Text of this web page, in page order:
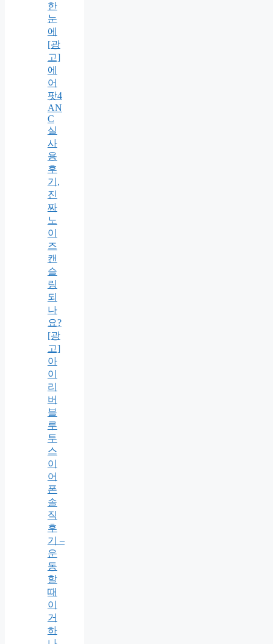
한
눈
에
[광
고]
에
어
팟4
AN
C
실
사
용
후
기,
진
짜
노
이
즈
캔
슬
링
되
나
요?
[광
고]
아
이
리
버
블
루
투
스
이
어
폰
솔
직
후
기 –
운
동
할
때
이
거
하